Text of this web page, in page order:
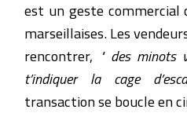
est un geste commercial
marseillaises. Les
rencontrer, " des minots
t’indiquer la cage
transaction se boucle en